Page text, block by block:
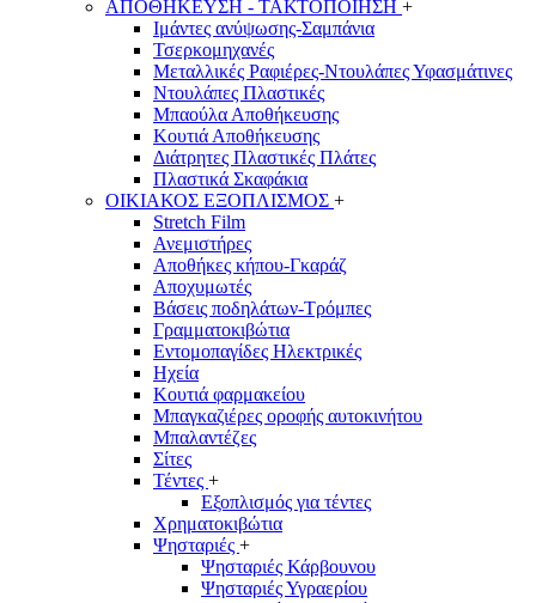
ΑΠΟΘΗΚΕΥΣΗ - ΤΑΚΤΟΠΟΙΗΣΗ +
Ιμάντες ανύψωσης-Σαμπάνια
Τσερκομηχανές
Μεταλλικές Ραφιέρες-Ντουλάπες Υφασμάτινες
Ντουλάπες Πλαστικές
Μπαούλα Αποθήκευσης
Κουτιά Αποθήκευσης
Διάτρητες Πλαστικές Πλάτες
Πλαστικά Σκαφάκια
ΟΙΚΙΑΚΟΣ ΕΞΟΠΛΙΣΜΟΣ +
Stretch Film
Ανεμιστήρες
Αποθήκες κήπου-Γκαράζ
Αποχυμωτές
Βάσεις ποδηλάτων-Τρόμπες
Γραμματοκιβώτια
Εντομοπαγίδες Ηλεκτρικές
Ηχεία
Κουτιά φαρμακείου
Μπαγκαζιέρες οροφής αυτοκινήτου
Μπαλαντέζες
Σίτες
Τέντες +
Εξοπλισμός για τέντες
Χρηματοκιβώτια
Ψησταριές +
Ψησταριές Κάρβουνου
Ψησταριές Υγραερίου